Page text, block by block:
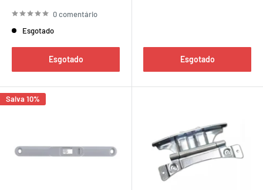
venda
0 comentário
Esgotado
Esgotado Esgotado
Salva 10%